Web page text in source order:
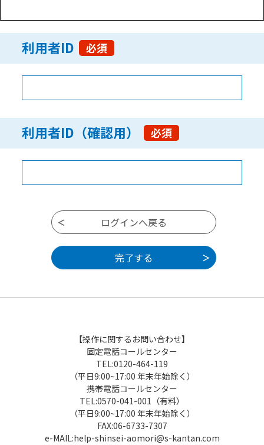
利用者ID 必須
利用者ID（確認用） 必須
【操作に関するお問い合わせ】
固定電話コールセンター
TEL:0120-464-119
（平日9:00~17:00 年末年始除く）
携帯電話コールセンター
TEL:0570-041-001（有料）
（平日9:00~17:00 年末年始除く）
FAX:06-6733-7307
e-MAIL:help-shinsei-aomori@s-kantan.com